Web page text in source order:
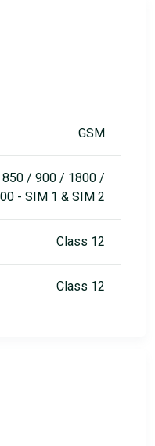
GSM
850 / 900 / 1800 /
- SIM 1 & SIM 2
Class 12
Class 12